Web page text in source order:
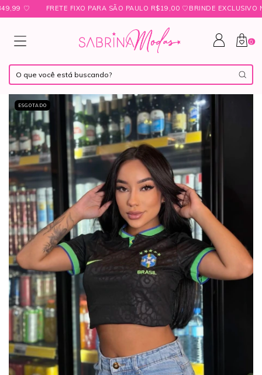
♡ FRETE FIXO PARA SÃO PAULO R$19,00 ㅤ♡ㅤBRINDE EXCLUSIVO
0
ESGOTADO